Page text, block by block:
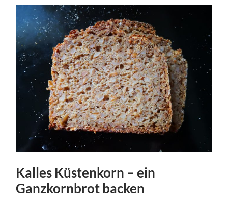
Kalles Küstenkorn – ein
Ganzkornbrot backen